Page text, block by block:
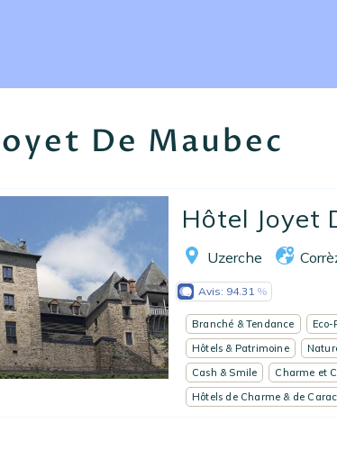
Ecrivez-nous
EN FR
De Maubec
Hôtel Joyet
Uzerche
Avis: 94.31
Branché & Tendance Eco-
Hôtels & Patrimoine
Cash & Smile
Charme et
Hôtels de Charme & de